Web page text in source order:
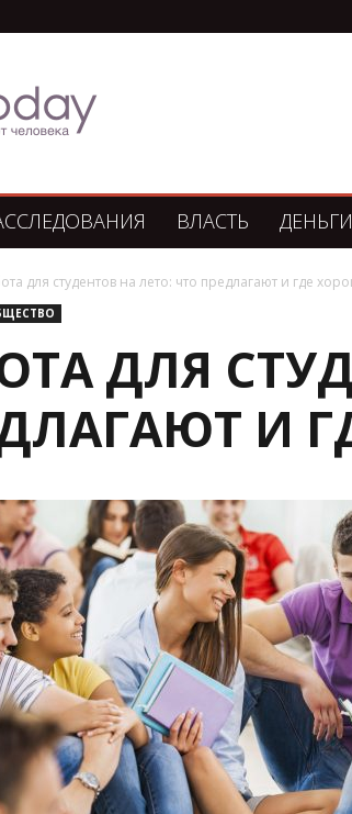
ВЛАСТЬ ДЕНЬГИ
для студентов на лето: что предлагают и где
ДЛЯ
И